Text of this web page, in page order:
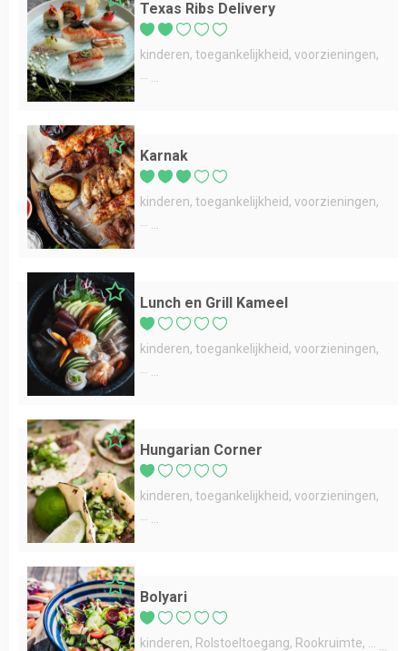
Texas Ribs Delivery
kinderen toegankelijkheid voorzieningen
Karnak
kinderen toegankelijkheid voorzieningen
Lunch en Grill Kameel
kinderen toegankelijkheid voorzieningen
Hungarian Corner
kinderen toegankelijkheid voorzieningen
Bolyari
kinderen Rolstoeltoegang Rookruimte